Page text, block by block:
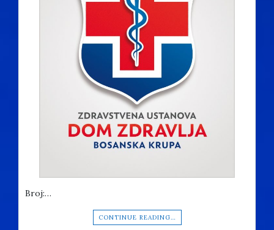
Broj:…
CONTINUE READING…